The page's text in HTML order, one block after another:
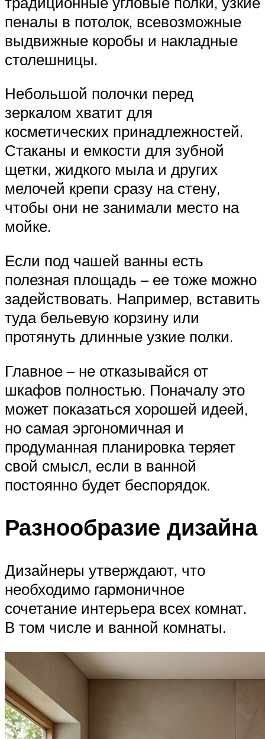
пеналы в потолок, всевозможные
выдвижные коробы и накладные
столешницы.
Небольшой полочки перед
зеркалом хватит для
косметических принадлежностей.
Стаканы и емкости для зубной
щетки, жидкого мыла и других
мелочей крепи сразу на стену,
чтобы они не занимали место на
мойке.
Если под чашей ванны есть
полезная площадь – ее тоже можно
задействовать. Например, вставить
туда бельевую корзину или
протянуть длинные узкие полки.
Главное – не отказывайся от
шкафов полностью. Поначалу это
может показаться хорошей идеей,
но самая эргономичная и
продуманная планировка теряет
свой смысл, если в ванной
постоянно будет беспорядок.
Разнообразие дизайна
Дизайнеры утверждают, что
необходимо гармоничное
сочетание интерьера всех комнат.
В том числе и ванной комнаты.